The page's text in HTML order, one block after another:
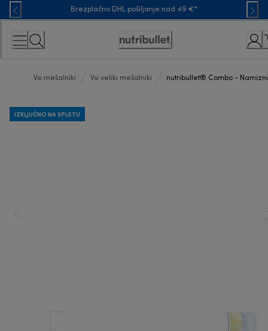
Skip
to
Content
Brezplačno DHL pošiljanje nad 49 €*
Accessibility
Vsi mešalniki Vsi veliki mešalniki nutribullet® Combo -
IZKLJUČNO NA SPLETU